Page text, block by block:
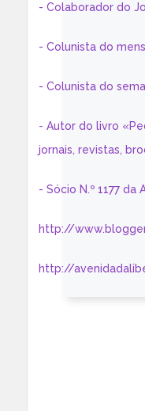
- Colaborador do
- Colunista do
- Colunista do
- Autor do livro
jornais, revistas,
- Sócio N.º 1177
http://
http://